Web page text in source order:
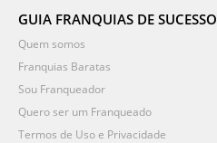
GUIA FRANQUIAS DE SUCESSO
Quem somos
Franquias Baratas
Sou Franqueador
Quero ser um Franqueado
Termos de Uso e Privacidade